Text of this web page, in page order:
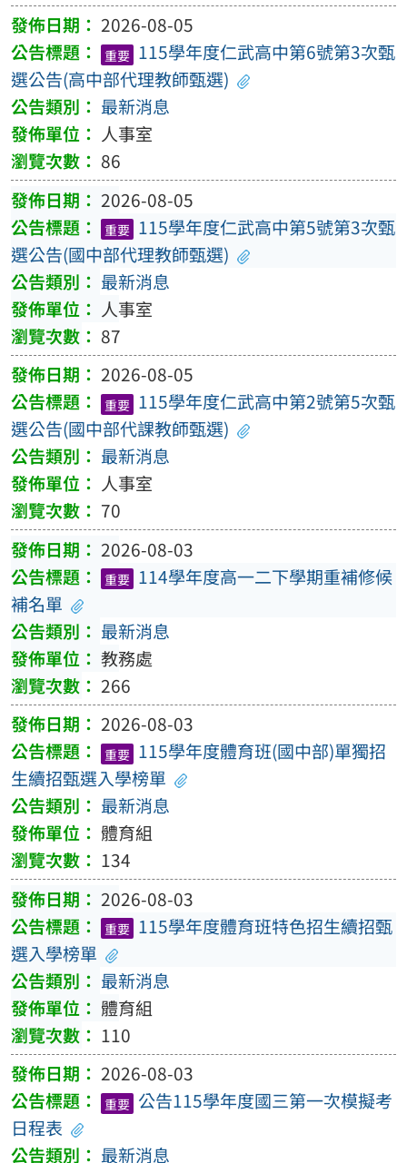
2026-08-05
重要 115學年度仁武高中第6號第3次甄
選公告(高中部代理教師甄選)
最新消息
人事室
86
2026-08-05
重要 115學年度仁武高中第5號第3次甄
選公告(國中部代理教師甄選)
最新消息
人事室
87
2026-08-05
重要 115學年度仁武高中第2號第5次甄
選公告(國中部代課教師甄選)
最新消息
人事室
70
2026-08-03
重要 114學年度高一二下學期重補修候
補名單
最新消息
教務處
266
2026-08-03
重要 115學年度體育班(國中部)單獨招
生續招甄選入學榜單
最新消息
體育組
134
2026-08-03
重要 115學年度體育班特色招生續招甄
選入學榜單
最新消息
體育組
110
2026-08-03
重要 公告115學年度國三第一次模擬考
日程表
最新消息